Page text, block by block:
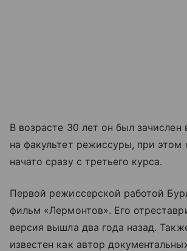
В возрасте 30 лет он был зачислен
на факультет режиссуры, при этом
начато сразу с третьего курса.
Первой режиссерской работой
фильм «Лермонтов». Его
версия вышла два года назад.
известен как автор